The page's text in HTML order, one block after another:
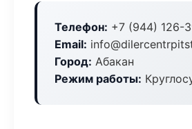
Телефон: +7 (944) 126-
Email:
Город: Абакан
Режим работы: